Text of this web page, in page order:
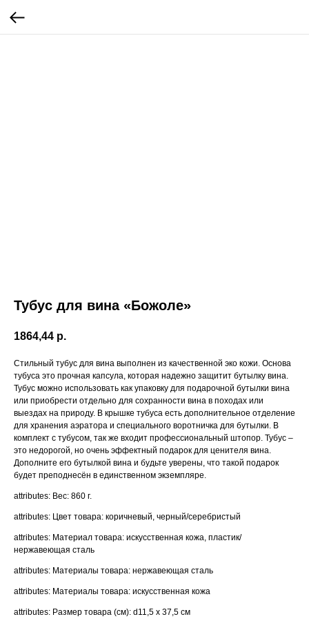
Тубус для вина «Божоле»
1864,44 р.
Стильный тубус для вина выполнен из качественной эко кожи. Основа
тубуса это прочная капсула, которая надежно защитит бутылку вина.
Тубус можно использовать как упаковку для подарочной бутылки вина
или приобрести отдельно для сохранности вина в походах или
выездах на природу. В крышке тубуса есть дополнительное отделение
для хранения аэратора и специального воротничка для бутылки. В
комплект с тубусом, так же входит профессиональный штопор. Тубус –
это недорогой, но очень эффектный подарок для ценителя вина.
Дополните его бутылкой вина и будьте уверены, что такой подарок
будет преподнесён в единственном экземпляре.
attributes: Вес: 860 г.
attributes: Цвет товара: коричневый, черный/серебристый
attributes: Материал товара: искусственная кожа, пластик/
нержавеющая cталь
attributes: Материалы товара: нержавеющая cталь
attributes: Материалы товара: искусственная кожа
attributes: Размер товара (см): d11,5 х 37,5 см